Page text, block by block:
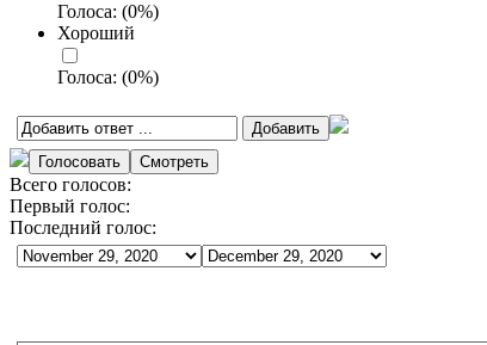
Голоса: (0%)
Хороший
Голоса: (0%)
Всего голосов:
Первый голос:
Последний голос: